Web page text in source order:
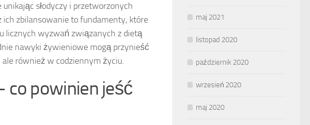
słodyczy i przetworzonych
ich zbilansowanie to fundamenty, które
licznych wyzwań związanych z dietą
nawyki żywieniowe mogą przynieść
również w codziennym życiu.
co powinien jeść
maj 2021
listopad 2020
październik 2020
wrzesień 2020
maj 2020